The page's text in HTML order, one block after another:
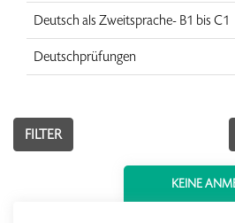
Deutsch als Zweitsprache- B1 bis C1
Deutschprüfungen
FILTER
KEINE